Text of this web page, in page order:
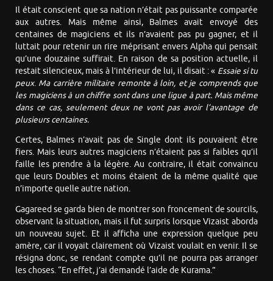
Il était conscient que sa nation n’était pas puissante comparée
aux autres. Mais même ainsi, Balmes avait envoyé des
centaines de magiciens et ils n’avaient pas pu gagner, et il
luttait pour retenir un rire méprisant envers Alpha qui pensait
qu’une douzaine suffirait. En raison de sa position actuelle, il
restait silencieux, mais à l’intérieur de lui, il disait : « Essaie si tu
peux. Ma carrière militaire remonte à loin, et je comprends que
les magiciens à un chiffre sont dans une ligue à part. Mais même
dans ce cas, seulement deux ne vont pas avoir l’avantage de
plusieurs centaines.
Certes, Balmes n’avait pas de Single dont ils pouvaient être
fiers. Mais leurs autres magiciens n’étaient pas si faibles qu’il
faille les prendre à la légère. Au contraire, il était convaincu
que leurs Doubles et moins étaient de la même qualité que
n’importe quelle autre nation.
Gagareed se garda bien de montrer son froncement de sourcils,
observant la situation, mais il fut surpris lorsque Vizaist aborda
un nouveau sujet. Et il afficha une expression quelque peu
amère, car il voyait clairement où Vizaist voulait en venir. Il se
résigna donc, se rendant compte qu’il ne pourra pas arranger
les choses. “En effet, j’ai demandé l’aide de Kurama.”